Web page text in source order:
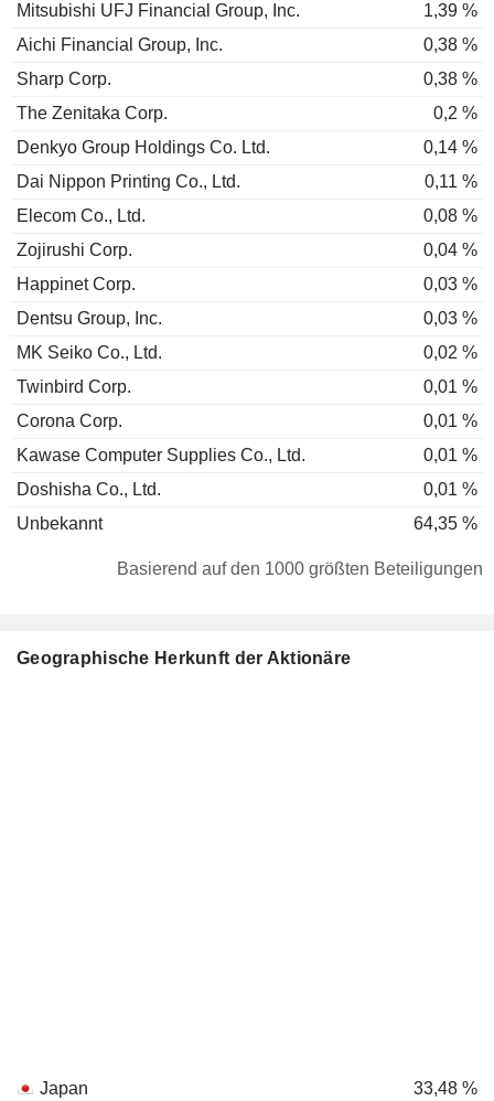
Mitsubishi UFJ Financial Group, Inc.
1,39 %
Aichi Financial Group, Inc.
0,38 %
Sharp Corp.
0,38 %
The Zenitaka Corp.
0,2 %
Denkyo Group Holdings Co. Ltd.
0,14 %
Dai Nippon Printing Co., Ltd.
0,11 %
Elecom Co., Ltd.
0,08 %
Zojirushi Corp.
0,04 %
Happinet Corp.
0,03 %
Dentsu Group, Inc.
0,03 %
MK Seiko Co., Ltd.
0,02 %
Twinbird Corp.
0,01 %
Corona Corp.
0,01 %
Kawase Computer Supplies Co., Ltd.
0,01 %
Doshisha Co., Ltd.
0,01 %
Unbekannt
64,35 %
Basierend auf den 1000 größten Beteiligungen
Geographische Herkunft der Aktionäre
Japan
33,48 %